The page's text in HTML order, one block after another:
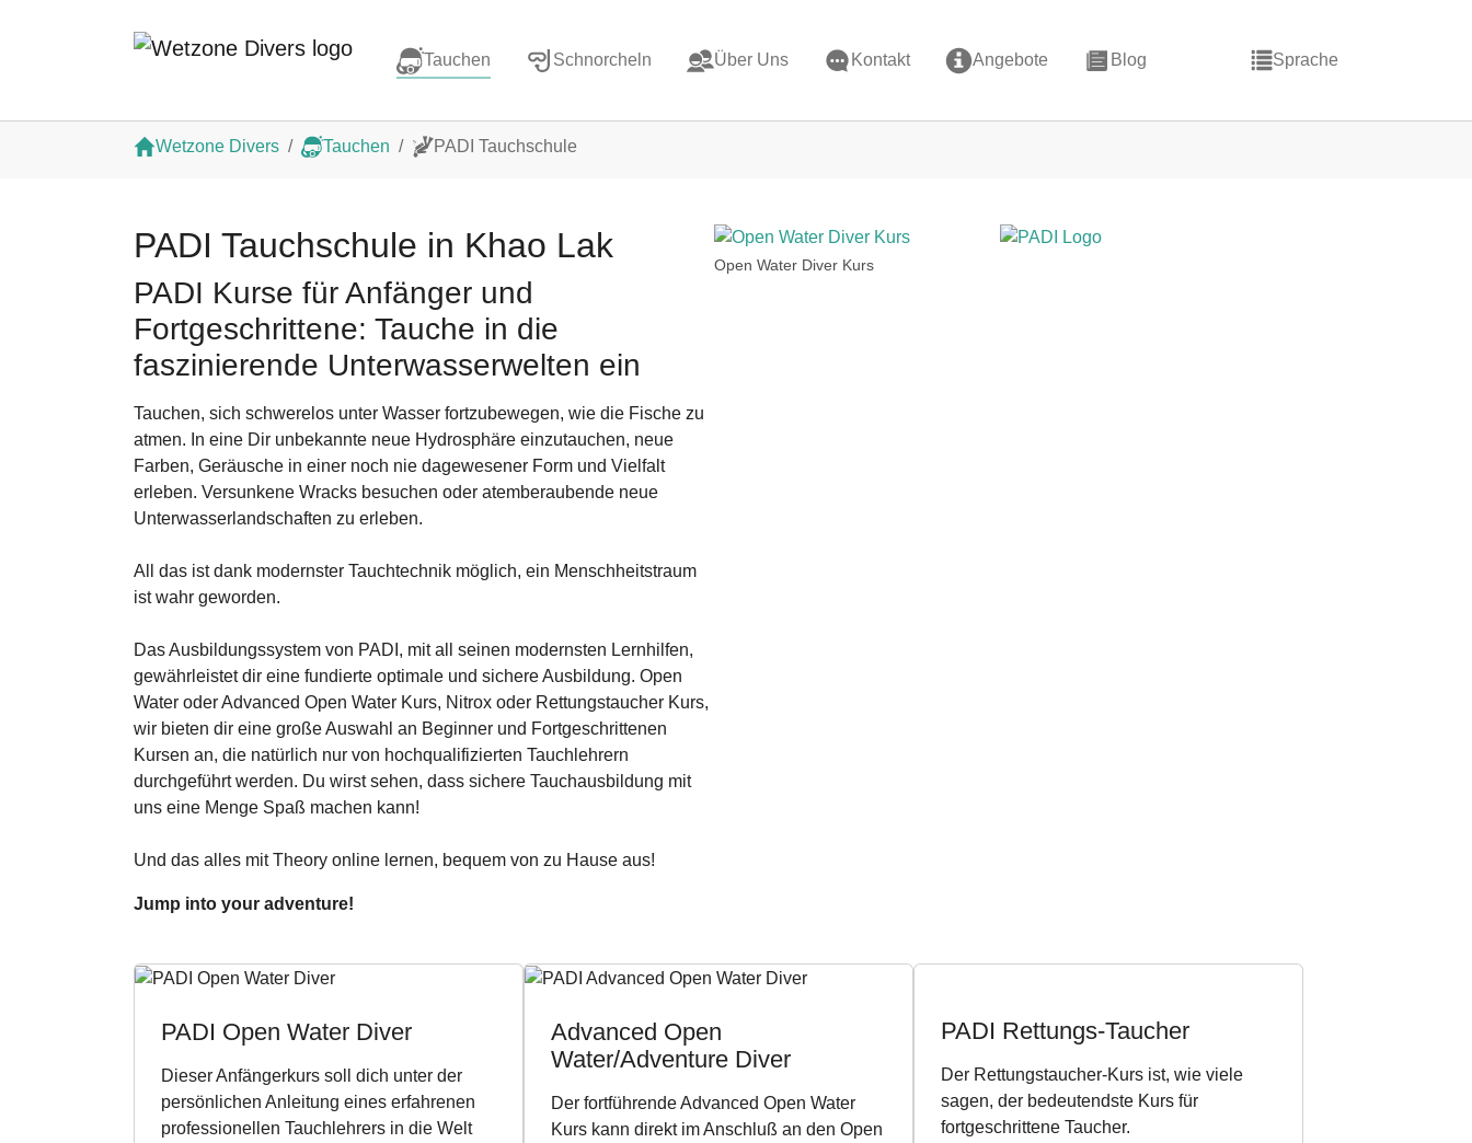
Tauchen Schnorcheln Über Uns Kontakt Angebote Blog Sprache
Wetzone Divers Tauchen PADI Tauchschule
Open Water Diver Kurs
PADI Tauchschule in Khao Lak
PADI Kurse für Anfänger und
Fortgeschrittene: Tauche in die
faszinierende Unterwasserwelten ein
Tauchen, sich schwerelos unter Wasser fortzubewegen, wie die Fische zu
atmen. In eine Dir unbekannte neue Hydrosphäre einzutauchen, neue
Farben, Geräusche in einer noch nie dagewesener Form und Vielfalt
erleben. Versunkene Wracks besuchen oder atemberaubende neue
Unterwasserlandschaften zu erleben.
All das ist dank modernster Tauchtechnik möglich, ein Menschheitstraum
ist wahr geworden.
Das Ausbildungssystem von PADI, mit all seinen modernsten Lernhilfen,
gewährleistet dir eine fundierte optimale und sichere Ausbildung. Open
Water oder Advanced Open Water Kurs, Nitrox oder Rettungstaucher Kurs,
wir bieten dir eine große Auswahl an Beginner und Fortgeschrittenen
Kursen an, die natürlich nur von hochqualifizierten Tauchlehrern
durchgeführt werden. Du wirst sehen, dass sichere Tauchausbildung mit
uns eine Menge Spaß machen kann!
Und das alles mit Theory online lernen, bequem von zu Hause aus!
Jump into your adventure!
PADI Open Water Diver
Dieser Anfängerkurs soll dich unter der
persönlichen Anleitung eines erfahrenen
professionellen Tauchlehrers in die Welt
Advanced Open
Water/Adventure Diver
Der fortführende Advanced Open Water
Kurs kann direkt im Anschluß an den Open
PADI Rettungs-Taucher
Der Rettungstaucher-Kurs ist, wie viele
sagen, der bedeutendste Kurs für
fortgeschrittene Taucher.